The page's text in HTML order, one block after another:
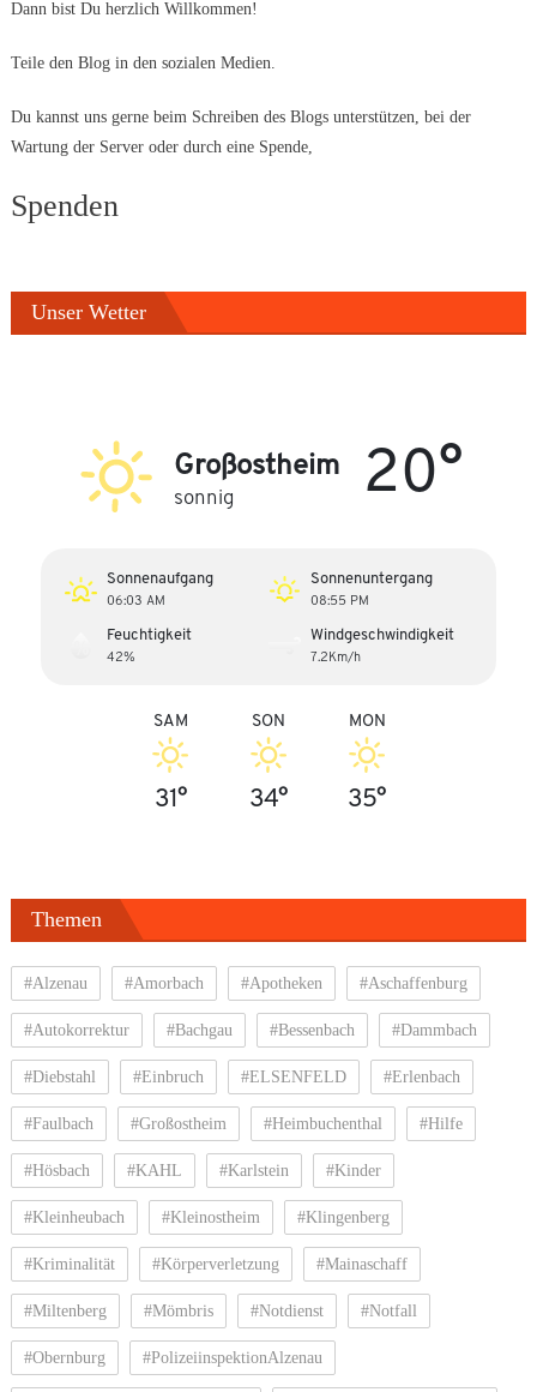
Dann bist Du herzlich Willkommen!
Teile den Blog in den sozialen Medien.
Du kannst uns gerne beim Schreiben des Blogs unterstützen, bei der
Wartung der Server oder durch eine Spende,
Spenden
Unser Wetter
Großostheim
sonnig 20°
Sonnenaufgang
06:03 AM
Sonnenuntergang
08:55 PM
Feuchtigkeit
42%
Windgeschwindigkeit
7.2Km/h
SAM
31°
SON
34°
MON
35°
Themen
#Alzenau #Amorbach #Apotheken #Aschaffenburg
#Autokorrektur #Bachgau #Bessenbach #Dammbach
#Diebstahl #Einbruch #ELSENFELD #Erlenbach
#Faulbach #Großostheim #Heimbuchenthal #Hilfe
#Hösbach #KAHL #Karlstein #Kinder
#Kleinheubach #Kleinostheim #Klingenberg
#Kriminalität #Körperverletzung #Mainaschaff
#Miltenberg #Mömbris #Notdienst #Notfall
#Obernburg #PolizeiinspektionAlzenau